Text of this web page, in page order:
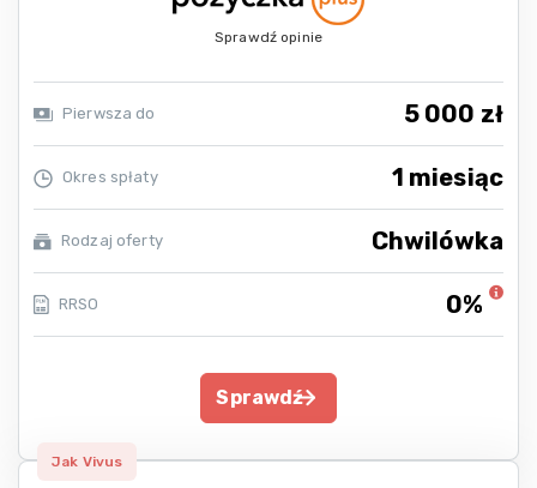
Sprawdź opinie
Pierwsza do 5 000 zł
Okres spłaty 1 miesiąc
Rodzaj oferty Chwilówka
RRSO 0%
Sprawdź
Jak Vivus